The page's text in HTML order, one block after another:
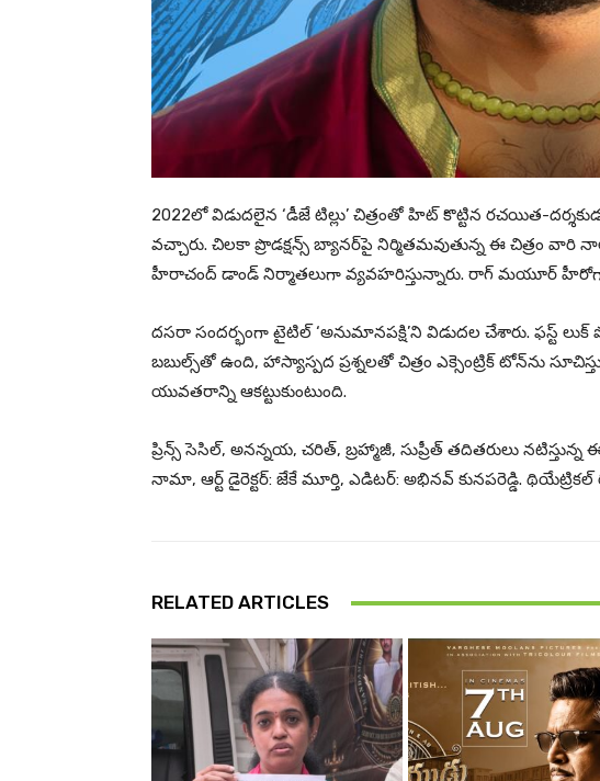
2022లో విడుదలైన ‘డీజే టిల్లు’ చిత్రంతో హిట్ కొట్టిన రచయిత-
వచ్చారు. చిలకా ప్రొడక్షన్స్ బ్యానర్‌పై నిర్మితమవుతున్న ఈ చిత్రం
హీరాచంద్ డాండ్ నిర్మాతలుగా వ్యవహరిస్తున్నారు. రాగ్ మయూర్
దసరా సందర్భంగా టైటిల్ ‘అనుమానపక్షి’ని విడుదల చేశారు. ఫస్ట్ లుక్
బబుల్స్‌తో ఉంది, హాస్యాస్పద ప్రశ్నలతో చిత్రం ఎక్సెంట్రిక్ టోన్‌ను
యువతరాన్ని ఆకట్టుకుంటుంది.
ప్రిన్స్ సెసిల్, అనన్నయ, చరిత్, బ్రహ్మాజీ, సుప్రీత్ తదితరులు
నామా, ఆర్ట్ డైరెక్టర్: జేకే మూర్తి, ఎడిటర్: అభినవ్ కునపరెడ్డి.
RELATED ARTICLES